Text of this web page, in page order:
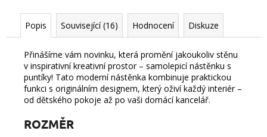
Popis Související (16) Hodnocení Diskuze
Přinášíme vám novinku, která promění jakoukoliv stěnu
v inspirativní kreativní prostor – samolepicí nástěnku s
puntíky! Tato moderní nástěnka kombinuje praktickou
funkci s originálním designem, který oživí každý interiér –
od dětského pokoje až po vaši domácí kancelář.
ROZMĚR